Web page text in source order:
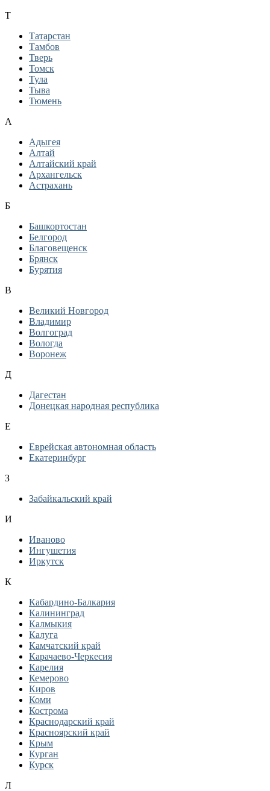
Т
Татарстан
Тамбов
Тверь
Томск
Тула
Тыва
Тюмень
А
Адыгея
Алтай
Алтайский край
Архангельск
Астрахань
Б
Башкортостан
Белгород
Благовещенск
Брянск
Бурятия
В
Великий Новгород
Владимир
Волгоград
Вологда
Воронеж
Д
Дагестан
Донецкая народная республика
Е
Еврейская автономная область
Екатеринбург
З
Забайкальский край
И
Иваново
Ингушетия
Иркутск
К
Кабардино-Балкария
Калининград
Калмыкия
Калуга
Камчатский край
Карачаево-Черкесия
Карелия
Кемерово
Киров
Коми
Кострома
Краснодарский край
Красноярский край
Крым
Курган
Курск
Л